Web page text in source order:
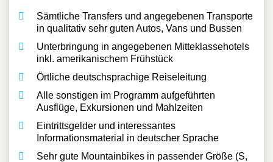
Sämtliche Transfers und angegebenen Transporte
in qualitativ sehr guten Autos, Vans und Bussen
Unterbringung in angegebenen Mitteklassehotels
inkl. amerikanischem Frühstück
Örtliche deutschsprachige Reiseleitung
Alle sonstigen im Programm aufgeführten
Ausflüge, Exkursionen und Mahlzeiten
Eintrittsgelder und interessantes
Informationsmaterial in deutscher Sprache
Sehr gute Mountainbikes in passender Größe (S,